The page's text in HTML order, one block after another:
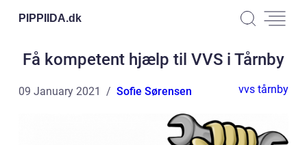
PIPPIIDA.dk
Få kompetent hjælp til VVS i Tårnby
09 January 2021 Sofie Sørensen vvs tårnby